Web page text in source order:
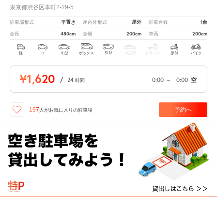
東京都渋谷区本町2-29-5
駐車場形式 平置き 屋内外形式 屋外 駐車台数 1台
全長 480cm 全幅 200cm 車高 200cm
軽 コ 中型 ボックス SUV 大型車 トラック 原付 バイク
¥1,620 / 24 時間 0:00 ～ 0:00 空
197 人がお気に入りの駐車場 予約へ